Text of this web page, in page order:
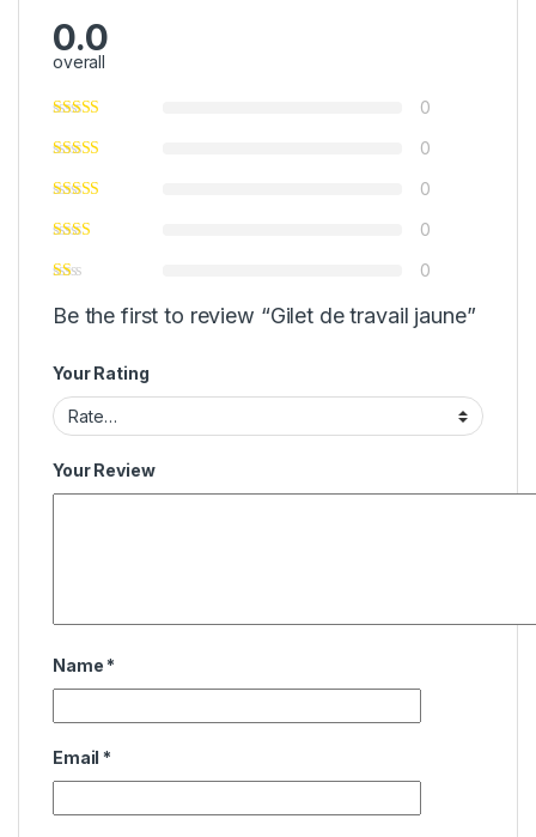
0.0
overall
0
0
0
0
0
Be the first to review “Gilet de travail jaune”
Your Rating
Your Review
Name *
Email *